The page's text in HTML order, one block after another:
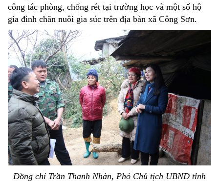
công tác phòng, chống rét tại trường học và một số hộ
gia đình chăn nuôi gia súc trên địa bàn xã Công Sơn.
Đồng chí Trần Thanh Nhàn, Phó Chủ tịch UBND tỉnh